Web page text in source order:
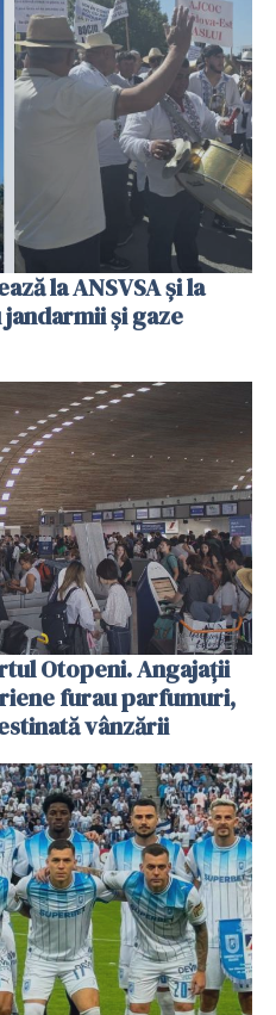
la ANSVSA și la
și gaze
Otopeni. Angajații
furau parfumuri,
vânzării